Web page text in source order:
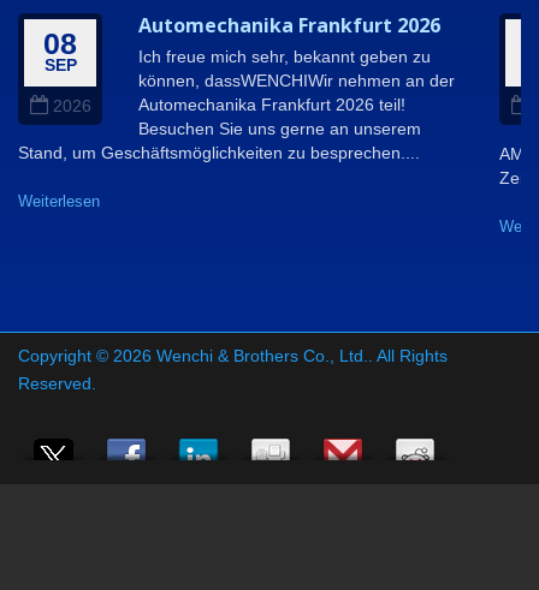
08
SEP
2026
Automechanika Frankfurt 2026
Ich freue mich sehr, bekannt geben zu
können, dassWENCHIWir nehmen an der
Automechanika Frankfurt 2026 teil!
Besuchen Sie uns gerne an unserem
Stand, um Geschäftsmöglichkeiten zu besprechen....
Weiterlesen
Zeit,
Copyright © 2026 Wenchi & Brothers Co., Ltd.
. All Rights
Reserved.